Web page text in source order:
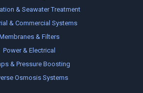
& Seawater Treatment
& Commercial Systems
& Filters
Power & Electrical
& Pressure Boosting
Osmosis Systems